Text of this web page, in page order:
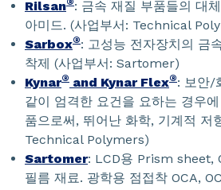
Rilsan : 금속 재질 부품들의 대
아미드. (사업부서: Technical
Sarbox®: 고성능 전자장치의 금
착제 (사업부서: Sartomer)
Kynar® and Kynar Flex®: 보안/
같이 엄격한 요건을 요하는 경우
품으로써, 뛰어난 화학, 기계적 저
Technical Polymers)
Sartomer: LCD용 Prism sheet,
필름 재료. 광학용 점접착 OCA,